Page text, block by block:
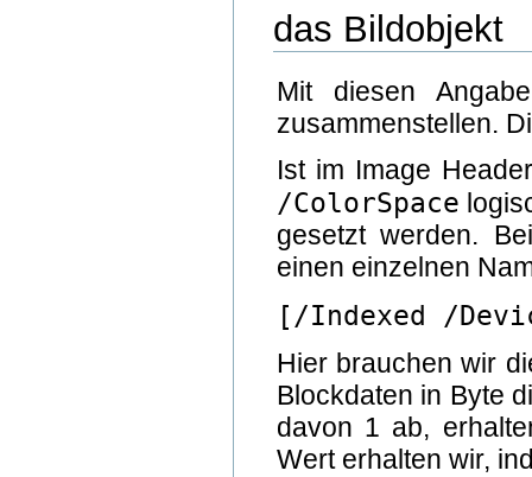
das Bildobjekt
Mit diesen
zusammenstellen.
Ist im Image
/ColorSpace
gesetzt werden.
einen einzelnen
[/Indexed /
Hier brauchen wir
Blockdaten in Byte
davon 1 ab,
Wert erhalten wir,